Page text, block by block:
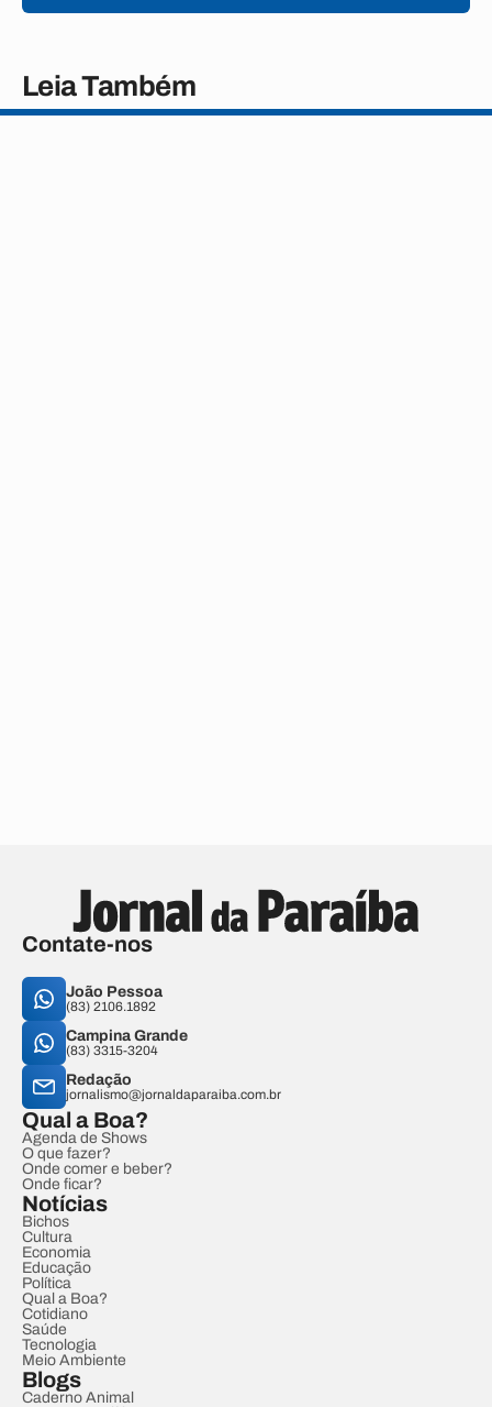
Leia Também
Contate-nos
João Pessoa
(83) 2106.1892
Campina Grande
(83) 3315-3204
Redação
jornalismo@jornaldaparaiba.com.br
Qual a Boa?
Agenda de Shows
O que fazer?
Onde comer e beber?
Onde ficar?
Notícias
Bichos
Cultura
Economia
Educação
Política
Qual a Boa?
Cotidiano
Saúde
Tecnologia
Meio Ambiente
Blogs
Caderno Animal